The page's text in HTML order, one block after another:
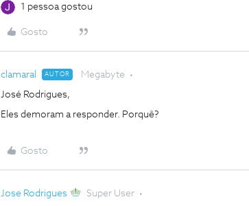
1 pessoa gostou
Gosto
clamaral AUTOR Megabyte
José Rodrigues,
Eles demoram a responder. Porquê?
Gosto
Jose Rodrigues Super User